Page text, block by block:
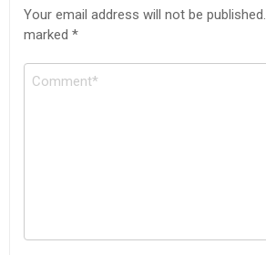
Your email address will not be published.
marked *
Comment